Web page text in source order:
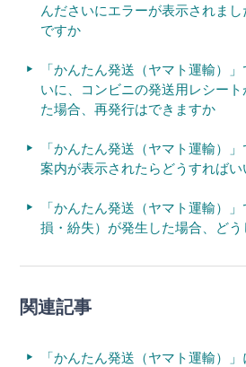
んださいにエラーが表示されま
ですか
「かんたん発送（ヤマト運輸）
いに、コンビニの発送用レシー
た場合、再発行はできますか
「かんたん発送（ヤマト運輸）
案内が表示されたらどうすれば
「かんたん発送（ヤマト運輸）
損・紛失）が発生した場合、ど
関連記事
「かんたん発送（ヤマト運輸）